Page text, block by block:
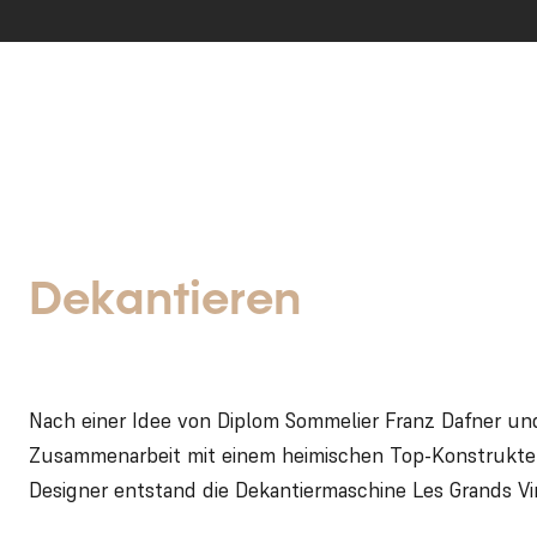
Dekantieren
Nach einer Idee von Diplom Sommelier Franz Dafner
Zusammenarbeit mit einem heimischen Top-
Designer entstand die Dekantiermaschine Les Grands